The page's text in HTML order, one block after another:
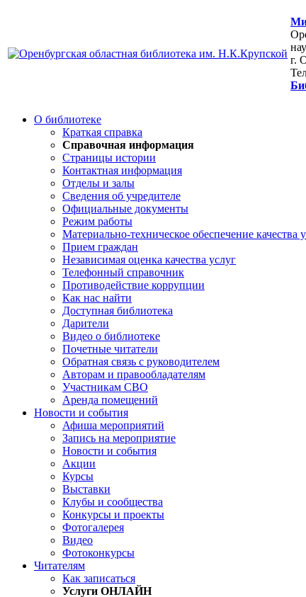
г.
О библиотеке
Краткая справка
Справочная информация
Страницы истории
Контактная информация
Отделы и залы
Сведения об учредителе
Официальные документы
Режим работы
Материально-техническое обеспечение качества
Прием граждан
Независимая оценка качества услуг
Телефонный справочник
Противодействие коррупции
Как нас найти
Доступная библиотека
Дарители
Видео о библиотеке
Почетные читатели
Обратная связь с руководителем
Авторам и правообладателям
Участникам СВО
Аренда помещений
Новости и события
Афиша мероприятий
Запись на мероприятие
Новости и события
Акции
Курсы
Выставки
Клубы и сообщества
Конкурсы и проекты
Фотогалерея
Видео
Фотоконкурсы
Читателям
Как записаться
Услуги ОНЛАЙН